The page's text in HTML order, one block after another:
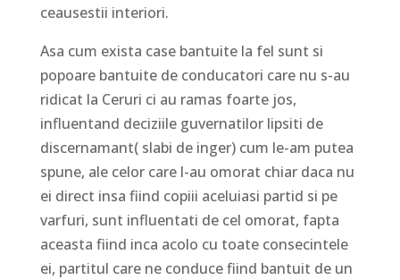
ceausestii interiori.
Asa cum exista case bantuite la fel sunt si
popoare bantuite de conducatori care nu s-au
ridicat la Ceruri ci au ramas foarte jos,
influentand deciziile guvernatilor lipsiti de
discernamant( slabi de inger) cum le-am putea
spune, ale celor care l-au omorat chiar daca nu
ei direct insa fiind copiii aceluiasi partid si pe
varfuri, sunt influentati de cel omorat, fapta
aceasta fiind inca acolo cu toate consecintele
ei, partitul care ne conduce fiind bantuit de un